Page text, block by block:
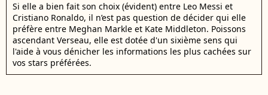
Si elle a bien fait son choix (évident) entre Leo Messi et
Cristiano Ronaldo, il n’est pas question de décider qui elle
préfère entre Meghan Markle et Kate Middleton. Poissons
ascendant Verseau, elle est dotée d'un sixième sens qui
l'aide à vous dénicher les informations les plus cachées sur
vos stars préférées.